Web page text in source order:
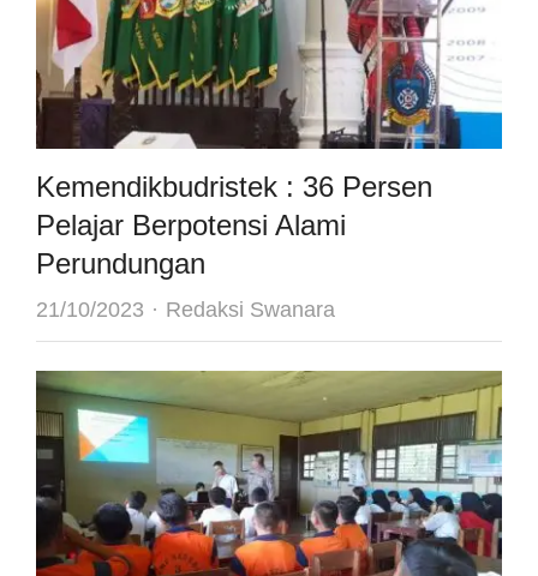
Kemendikbudristek : 36 Persen
Pelajar Berpotensi Alami
Perundungan
21/10/2023 Author
Redaksi Swanara